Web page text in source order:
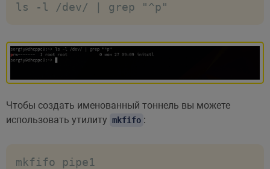
ls -l /dev/ | grep "^p"
Чтобы создать именованный тоннель вы можете
использовать утилиту mkfifo :
mkfifo pipe1